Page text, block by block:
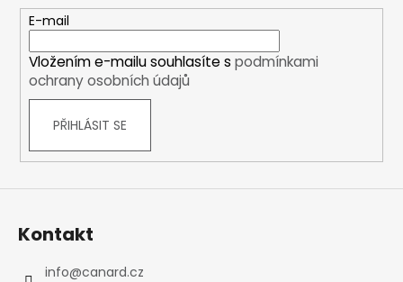
E-mail
Vložením e-mailu souhlasíte s podmínkami
ochrany osobních údajů
PŘIHLÁSIT SE
Kontakt
info@canard.cz